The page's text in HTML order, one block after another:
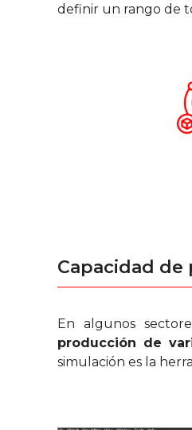
definir un rango de
Capacidad
En algunos
producción de
simulación es la